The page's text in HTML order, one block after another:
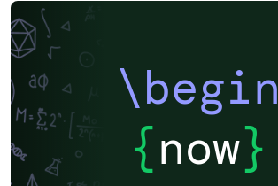
\begin
{now}